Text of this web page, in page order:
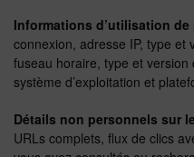
Informations d’utilisation de
connexion, adresse IP, type et
fuseau horaire, type et
système d’exploitation et
Détails non personnels sur
URLs complets, flux de clics